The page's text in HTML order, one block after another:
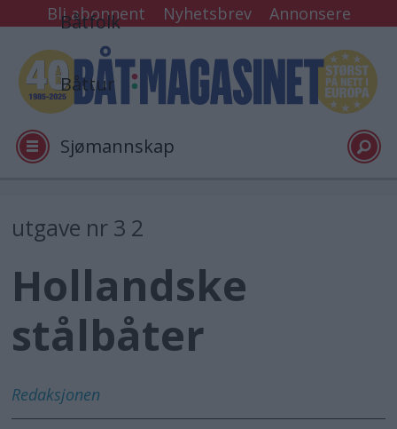
Bli abonnent Nyhetsbrev Annonsere
Båtfolk
Båttur
Sjømannskap
Arkiv
Video
utgave nr 3 2
Hollandske
stålbåter
Redaksjonen